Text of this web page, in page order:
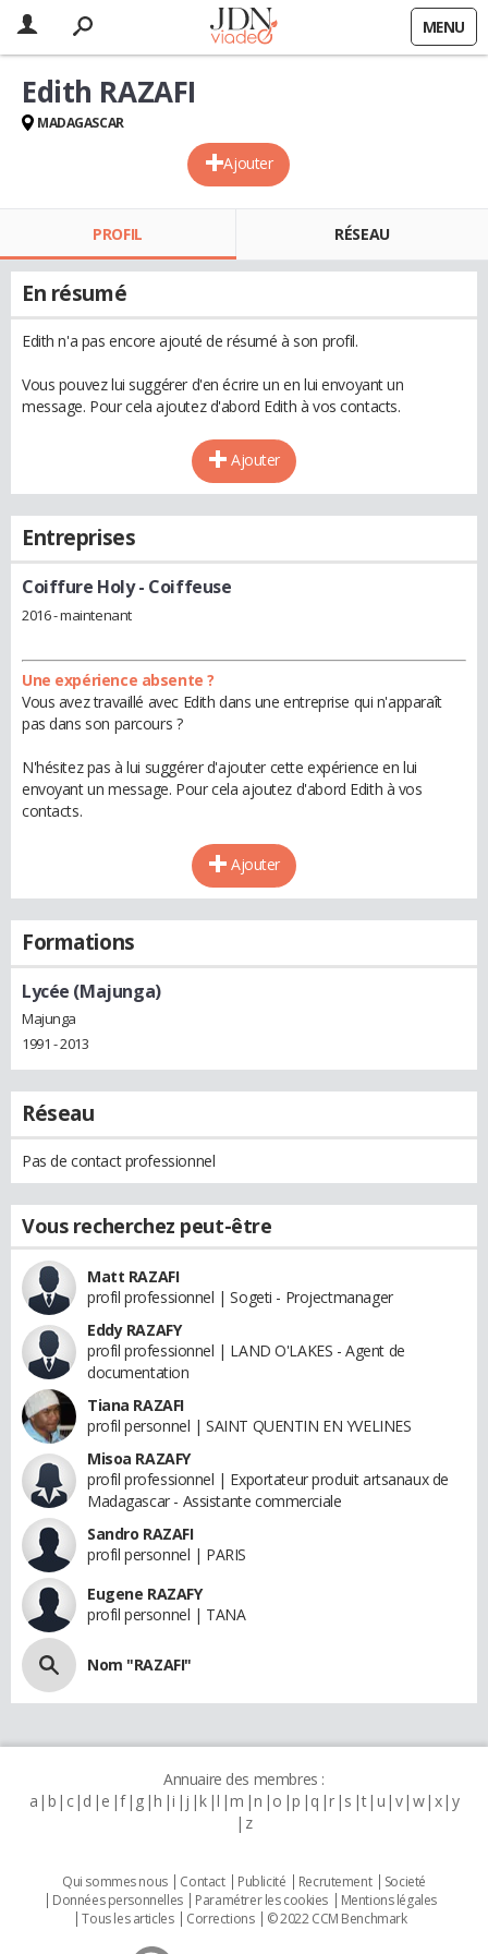
MENU
Ajouter
Edith RAZAFI
MADAGASCAR
PROFIL RÉSEAU
En résumé
Edith n'a pas encore ajouté de résumé à son profil.
Vous pouvez lui suggérer d'en écrire un en lui envoyant un
message. Pour cela ajoutez d'abord Edith à vos contacts.
Ajouter
Entreprises
Coiffure Holy- Coiffeuse
2016 - maintenant
Une expérience absente ?
Vous avez travaillé avec Edith dans une entreprise qui n'apparaît
pas dans son parcours ?
N'hésitez pas à lui suggérer d'ajouter cette expérience en lui
envoyant un message. Pour cela ajoutez d'abord Edith à vos
contacts.
Ajouter
Formations
Lycée (Majunga)
Majunga
1991 - 2013
Réseau
Pas de contact professionnel
Vous recherchez peut-être
Matt RAZAFI
profil professionnel | Sogeti - Projectmanager
Eddy RAZAFY
profil professionnel | LAND O'LAKES - Agent de
documentation
Tiana RAZAFI
profil personnel | SAINT QUENTIN EN YVELINES
Misoa RAZAFY
profil professionnel | Exportateur produit artsanaux de
Madagascar - Assistante commerciale
Sandro RAZAFI
profil personnel | PARIS
Eugene RAZAFY
profil personnel | TANA
Nom "RAZAFI"
Annuaire des membres :
a b c d e f g h i j k l m n o p q r s t u v w x y
z
Qui sommes nous Contact Publicité Recrutement
Societé
Données personnelles
Paramétrer les cookies
Mentions légales
Tous les articles
Corrections © 2022 CCM Benchmark